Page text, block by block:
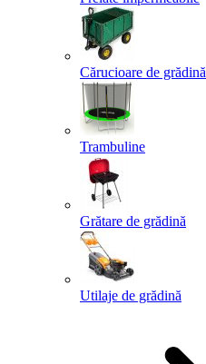
Cărucioare de grădină
Trambuline
Grătare de grădină
Utilaje de grădină